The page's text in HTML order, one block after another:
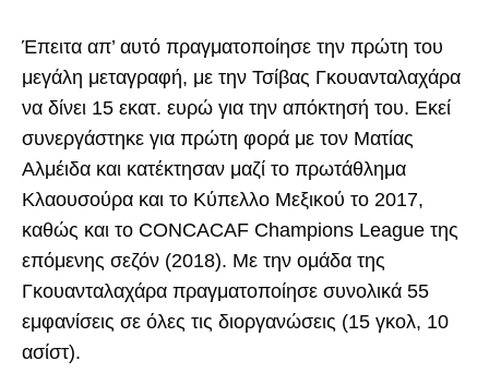
Έπειτα απ’ αυτό πραγματοποίησε την πρώτη του
μεγάλη μεταγραφή, με την Τσίβας Γκουανταλαχάρα
να δίνει 15 εκατ. ευρώ για την απόκτησή του. Εκεί
συνεργάστηκε για πρώτη φορά με τον Ματίας
Αλμέιδα και κατέκτησαν μαζί το πρωτάθλημα
Κλαουσούρα και το Κύπελλο Μεξικού το 2017,
καθώς και το CONCACAF Champions League της
επόμενης σεζόν (2018). Με την ομάδα της
Γκουανταλαχάρα πραγματοποίησε συνολικά 55
εμφανίσεις σε όλες τις διοργανώσεις (15 γκολ, 10
ασίστ).